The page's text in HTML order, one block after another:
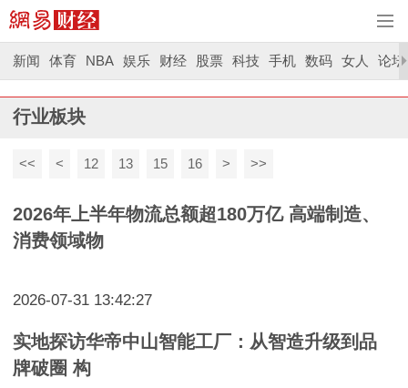
新闻 体育 NBA 娱乐 财经 股票 科技 手机 数码 女人 论坛
行业板块
<< < 12 13 15 16 > >>
2026年上半年物流总额超180万亿 高端制造、
消费领域物
2026-07-31 13:42:27
实地探访华帝中山智能工厂：从智造升级到品
牌破圈 构